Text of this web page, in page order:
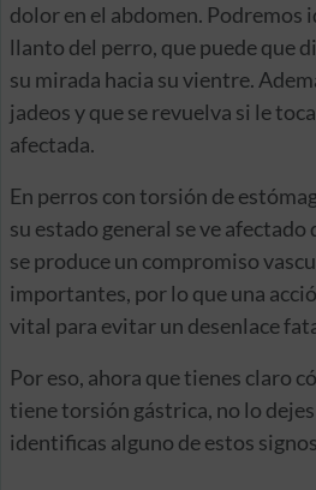
dolor en el abdomen. Podremos
llanto del perro, que puede que
su mirada hacia su vientre.
jadeos y que se revuelva si le
afectada.
En perros con torsión de
su estado general se ve
se produce un compromiso
importantes, por lo que una
vital para evitar un desenlace
Por eso, ahora que tienes claro
tiene torsión gástrica, no lo dejes
identificas alguno de estos